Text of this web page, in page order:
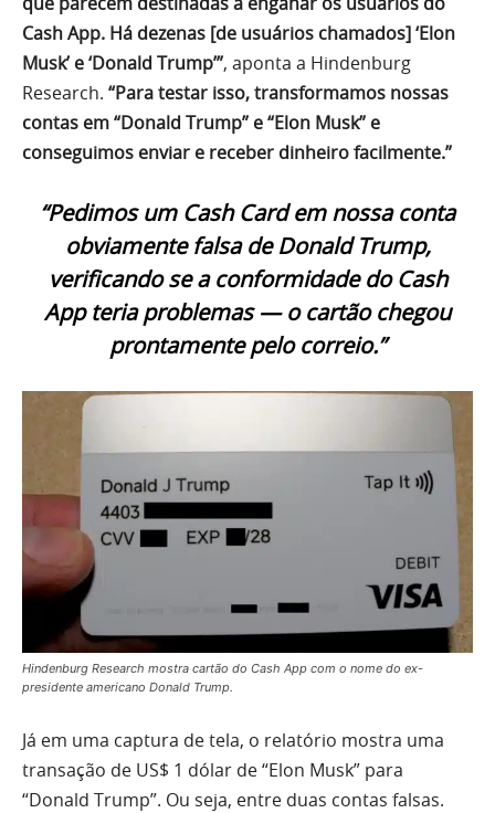
Cash App. Há dezenas [de usuários chamados] ‘Elon
Musk’ e ‘Donald Trump’”, aponta a Hindenburg
Research. “Para testar isso, transformamos nossas
contas em “Donald Trump” e “Elon Musk” e
conseguimos enviar e receber dinheiro facilmente.”
“Pedimos um Cash Card em nossa conta
obviamente falsa de Donald Trump,
verificando se a conformidade do Cash
App teria problemas — o cartão chegou
prontamente pelo correio.”
Hindenburg Research mostra cartão do Cash App com o nome do ex-
presidente americano Donald Trump.
Já em uma captura de tela, o relatório mostra uma
transação de US$ 1 dólar de “Elon Musk” para
“Donald Trump”. Ou seja, entre duas contas falsas.